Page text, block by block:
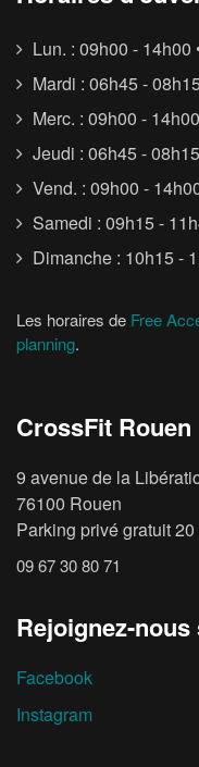
Lun. : 09h00 - 14h00
Mardi : 06h45 -
Merc. : 09h00 -
Jeudi : 06h45 -
Vend. : 09h00 -
Samedi : 09h15 -
Dimanche : 10h15 -
Les horaires de Free
planning.
CrossFit Rouen
9 avenue de la
76100 Rouen
Parking privé gratuit
09 67 30 80 71
Rejoignez-
Facebook
Instagram